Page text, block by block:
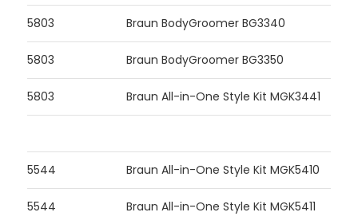
5803 Braun BodyGroomer BG3340
5803 Braun BodyGroomer BG3350
5803 Braun All-in-One Style Kit MGK3441
5544 Braun All-in-One Style Kit MGK5410
5544 Braun All-in-One Style Kit MGK5411